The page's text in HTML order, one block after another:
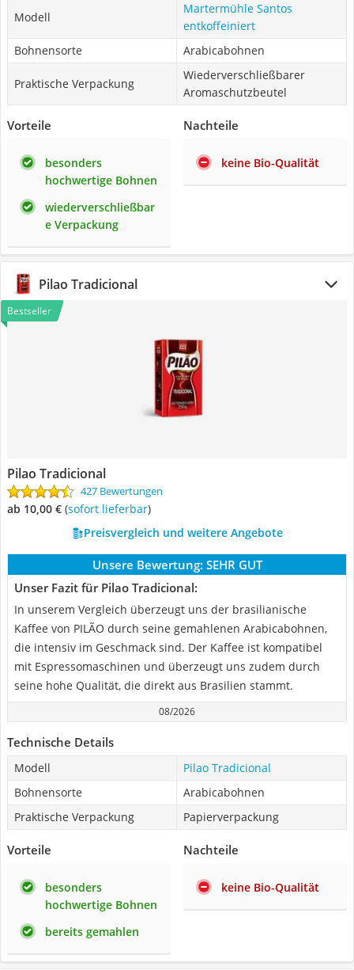
Modell
Martermühle Santos
entkoffeiniert
Bohnensorte
Arabicabohnen
Praktische Verpackung
Wiederverschließbarer
Aromaschutzbeutel
Vorteile
besonders
hochwertige Bohnen
wiederverschließbar
e Verpackung
Nachteile
keine Bio-Qualität
Pilao Tradicional
Bestseller
Pilao Tradicional
427 Bewertungen
ab 10,00 € ( Sofort lieferbar)
Preisvergleich und weitere Angebote
Unsere Bewertung: SEHR GUT
Unser Fazit für Pilao Tradicional:
In unserem Vergleich überzeugt uns der brasilianische
Kaffee von PILÃO durch seine gemahlenen Arabicabohnen,
die intensiv im Geschmack sind. Der Kaffee ist kompatibel
mit Espressomaschinen und überzeugt uns zudem durch
seine hohe Qualität, die direkt aus Brasilien stammt.
08/2026
Technische Details
Modell
Pilao Tradicional
Bohnensorte
Arabicabohnen
Praktische Verpackung
Papierverpackung
Vorteile
besonders
hochwertige Bohnen
bereits gemahlen
Nachteile
keine Bio-Qualität